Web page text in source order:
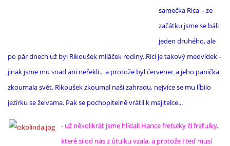
samečka Rica – ze
začátku jsme se báli
jeden druhého, ale
po pár dnech už byl Rikoušek miláček rodiny..Rici je takový medvídek -
jinak jsme mu snad ani neřekli.. a protože byl červenec a jeho panička
zkoumala svět, Rikoušek zkoumal naši zahradu, nejvíce se mu líbilo
jezírku se želvama. Pak se pochopitelně vrátil k majitelce...
- už několikrát jsme hlídali Hance freťulky či freťulky,
které si od nás z útulku vzala, a protože i teď musí